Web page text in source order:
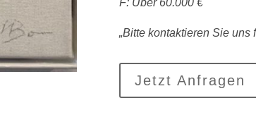
„Bitte kontaktieren Sie uns
Jetzt Anfragen